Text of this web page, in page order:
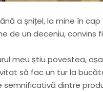
a șnițel, la mine în
de un deceniu, convins
meu știu povestea,
să fac un tur la
dintre